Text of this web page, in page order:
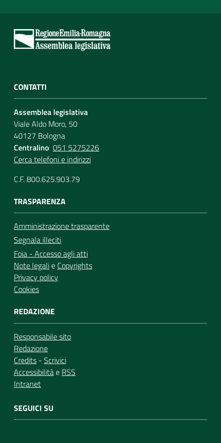
CONTATTI
Assemblea legislativa
Viale Aldo Moro, 50
40127 Bologna
Centralino 051 5275226
Cerca telefoni e indirizzi
C.F. 800.625.903.79
TRASPARENZA
Amministrazione trasparente
Segnala illeciti
Foia - Accesso agli atti
Note legalie Copyrights
Privacy policy
Cookies
REDAZIONE
Responsabile sito
Redazione
Credits - Scrivici
Accessibilitàe RSS
Intranet
SEGUICI SU